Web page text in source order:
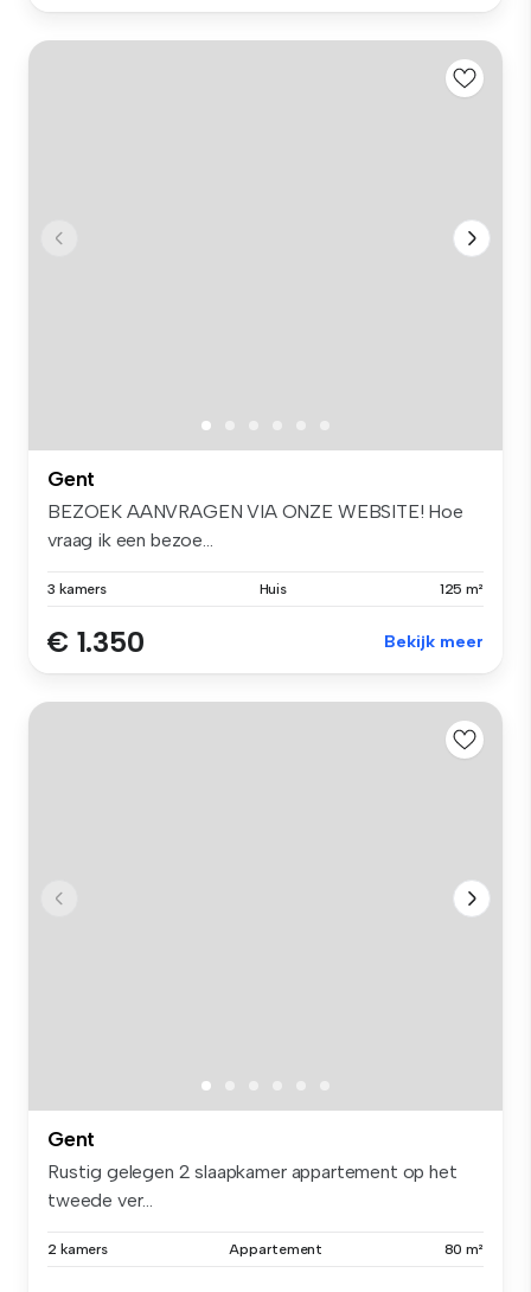
Gent
BEZOEK AANVRAGEN VIA ONZE WEBSITE! Hoe
vraag ik een bezoe...
3 kamers Huis 125 m²
€ 1.350 Bekijk meer
Gent
Rustig gelegen 2 slaapkamer appartement op het
tweede ver...
2 kamers Appartement 80 m²